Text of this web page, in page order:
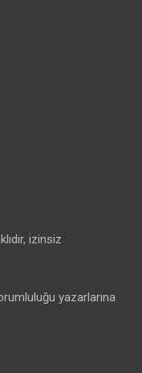
izinsiz
yazarlarına